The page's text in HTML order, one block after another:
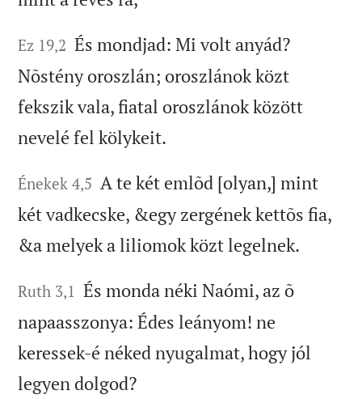
Ez 19,2 És mondjad: Mi volt anyád?
Nõstény oroszlán; oroszlánok közt
fekszik vala, fiatal oroszlánok között
nevelé fel kölykeit.
Énekek 4,5 A te két emlõd [olyan,] mint
két vadkecske, &egy zergének kettõs fia,
&a melyek a liliomok közt legelnek.
Ruth 3,1 És monda néki Naómi, az õ
napaasszonya: Édes leányom! ne
keressek-é néked nyugalmat, hogy jól
legyen dolgod?